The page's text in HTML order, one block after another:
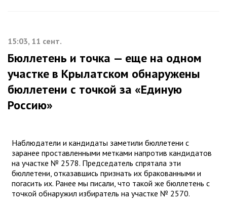
15:03, 11 сент.
Бюллетень и точка — еще на одном
участке в Крылатском обнаружены
бюллетени с точкой за «Единую
Россию»
Наблюдатели и кандидаты заметили бюллетени с
заранее проставленными метками напротив кандидатов
на участке № 2578. Председатель спрятала эти
бюллетени, отказавшись признать их бракованными и
погасить их. Ранее мы писали, что такой же бюллетень с
точкой обнаружил избиратель на участке № 2570.